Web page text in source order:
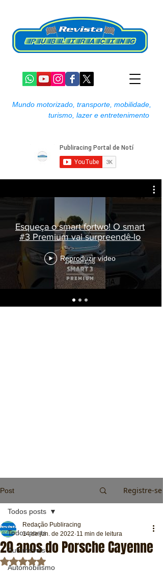
Mundo motorizado, transporte, mobilidade,
turismo, lazer e entretenimento
Esqueça o smart fortwo! O smart
#3 Premium vai surpreendê-lo
Reproduzir vídeo
Post Registre-se
Todos posts
Automóveis
Automobilismo
Todos posts
20 anos do Porsche Cayenne
Redação Publiracing
14 de jun. de 2022 11 min de leitura
Avaliado com NaN de 5 estrelas.